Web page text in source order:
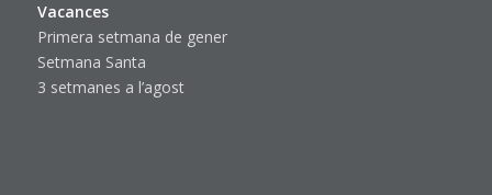
Vacances
Primera setmana de gener
Setmana Santa
3 setmanes a l’agost